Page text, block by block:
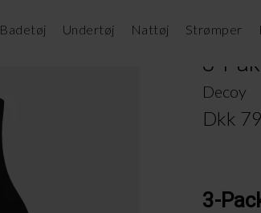
Badetøj Undertøj Nattøj Strømper
3-
Decoy
Dkk
3-